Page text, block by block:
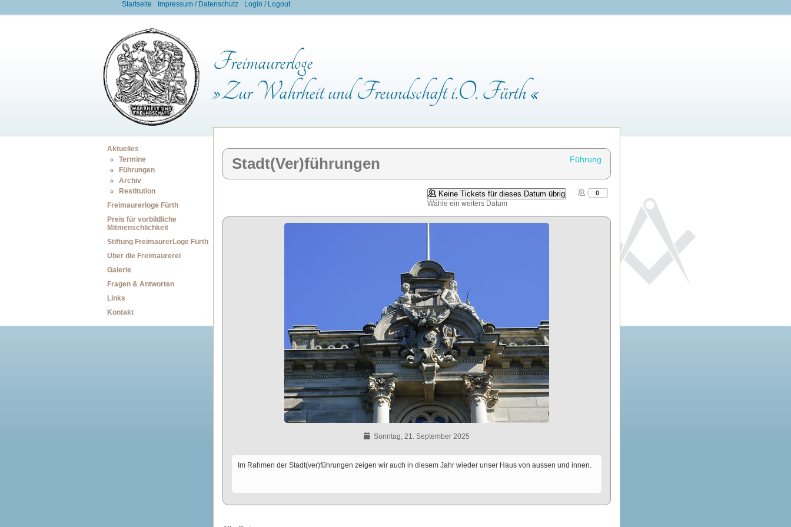
Startseite Impressum / Datenschutz Login / Logout
Freimaurerloge
»Zur Wahrheit und Freundschaft i.O. Fürth «
Aktuelles
Termine
Führungen
Archiv
Restitution
Freimaurerloge Fürth
Preis für vorbildliche
Mitmenschlichkeit
Stiftung FreimaurerLoge Fürth
Über die Freimaurerei
Galerie
Fragen & Antworten
Links
Kontakt
Stadt(Ver)führungen Führung
Keine Tickets für dieses Datum übrig
Wähle ein weiters Datum
0
Sonntag, 21. September 2025
Im Rahmen der Stadt(ver)führungen zeigen wir auch in diesem Jahr wieder unser Haus von aussen und innen.